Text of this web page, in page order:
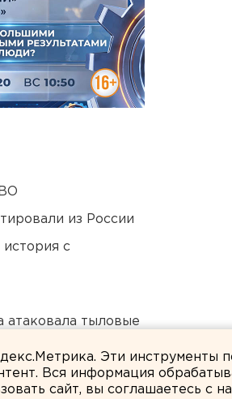
из России
с
атаковала тыловые
Эти инструменты
Вся информация
сайт, вы соглашаетесь с